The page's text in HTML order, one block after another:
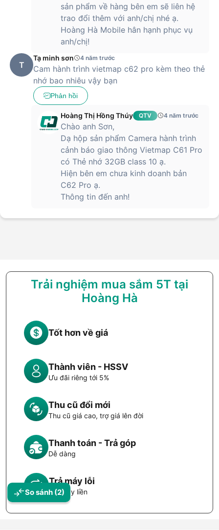
So sánh (2)
sản phẩm về hàng bên em sẽ liên hệ
trao đổi thêm với anh/chị nhé ạ.
Hoàng Hà Mobile hân hạnh phục vụ
anh/chị!
T
Tạ minh sơn 4 năm trước
Cam hành trình vietmap c62 pro kèm theo thẻ
nhớ bao nhiêu vậy bạn
Phản hồi
Hoàng Thị Hồng Thúy QTV 4 năm trước
Chào anh Sơn,
Dạ hộp sản phẩm Camera hành trình
cảnh báo giao thông Vietmap C61 Pro
có Thẻ nhớ 32GB class 10 ạ.
Hiện bên em chưa kinh doanh bản
C62 Pro ạ.
Thông tin đến anh!
Trải nghiệm mua sắm 5T tại
Hoàng Hà
Tốt hơn về giá
Thành viên - HSSV
Ưu đãi riêng tới 5%
Thu cũ đổi mới
Thu cũ giá cao, trợ giá lên đời
Thanh toán - Trả góp
Dễ dàng
Trả máy lỗi
Đổi máy liền